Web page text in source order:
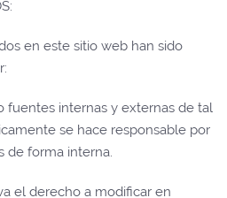
en este sitio web han sido
fuentes internas y externas de tal
se hace responsable por
de forma interna.
el derecho a modificar en